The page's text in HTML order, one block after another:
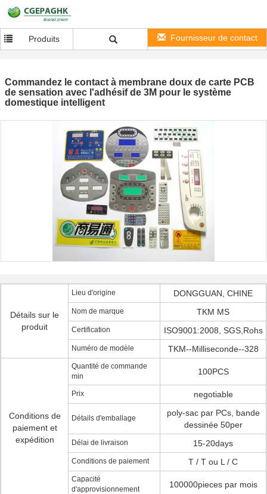
Produits Fournisseur de contact
Commandez le contact à membrane doux de carte PCB
de sensation avec l'adhésif de 3M pour le système
domestique intelligent
Détails sur le
produit
Lieu d'origine DONGGUAN, CHINE
Nom de marque TKM MS
Certification ISO9001:2008, SGS,Rohs
Numéro de modèle TKM--Milliseconde--328
Conditions de
paiement et
expédition
Quantité de commande
min
100PCS
Prix negotiable
Détails d'emballage
poly-sac par PCs, bande
dessinée 50per
Délai de livraison 15-20days
Conditions de paiement T / T ou L / C
Capacité
d'approvisionnement
100000pieces par mois